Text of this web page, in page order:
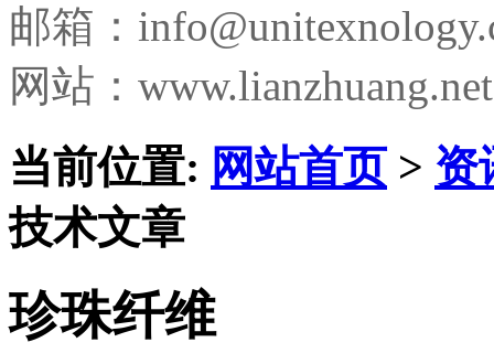
邮箱：
网站：www.lianzhuang.net
当前位置: 网站首页> 资
技术文章
珍珠纤维